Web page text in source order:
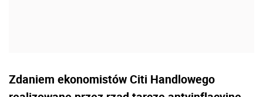
Zdaniem ekonomistów Citi Handlowego